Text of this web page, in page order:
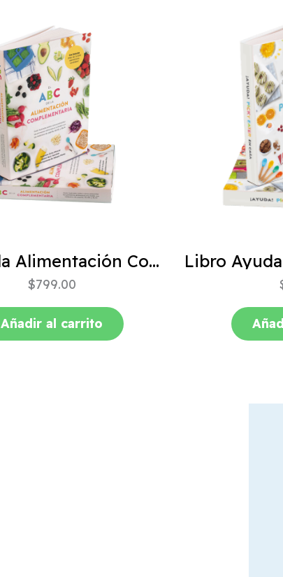
ABC de la Alimentación Complementaria 4ta edición
$799.00
Añadir al carrito